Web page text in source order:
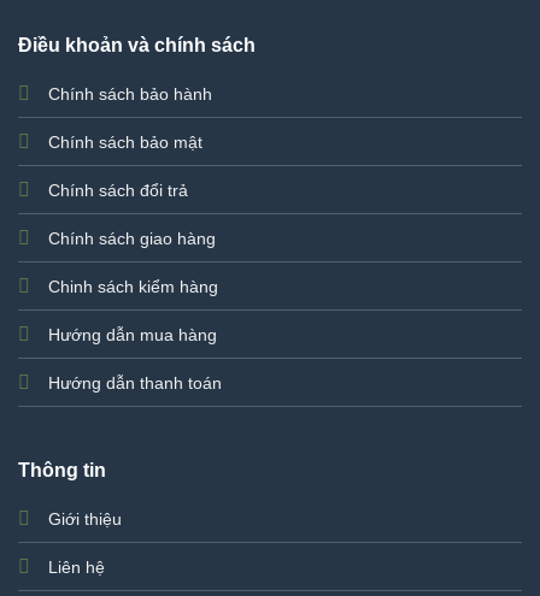
Điều khoản và chính sách
Chính sách bảo hành
Chính sách bảo mật
Chính sách đổi trả
Chính sách giao hàng
Chinh sách kiểm hàng
Hướng dẫn mua hàng
Hướng dẫn thanh toán
Thông tin
Giới thiệu
Liên hệ